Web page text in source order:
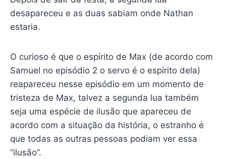
desapareceu e as duas sabiam onde Nathan
estaria.
O curioso é que o espírito de Max (de acordo com
Samuel no episódio 2 o servo é o espírito dela)
reapareceu nesse episódio em um momento de
tristeza de Max, talvez a segunda lua também
seja uma espécie de ilusão que apareceu de
acordo com a situação da história, o estranho é
que todas as outras pessoas podiam ver essa
“ilusão”.